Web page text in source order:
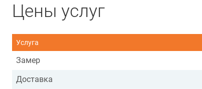
Цены услуг
Услуга
Замер
Доставка